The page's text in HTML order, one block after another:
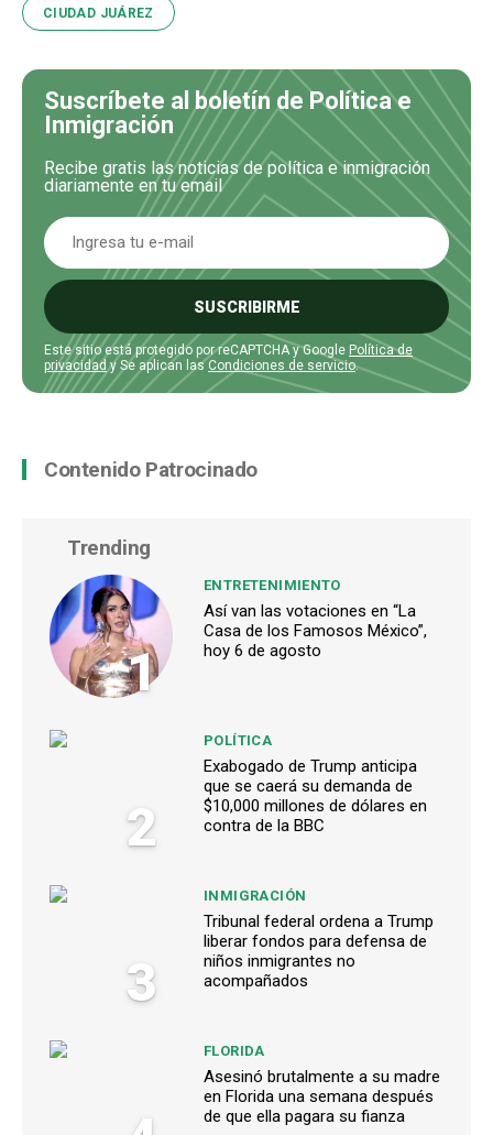
CIUDAD JUÁREZ
Suscríbete al boletín de Política e
Inmigración
Recibe gratis las noticias de política e inmigración
diariamente en tu email
SUSCRIBIRME
Este sitio está protegido por reCAPTCHA y Google Política de
privacidad y Se aplican lasCondiciones de servicio.
Contenido Patrocinado
Trending
1
ENTRETENIMIENTO
Así van las votaciones en “La
Casa de los Famosos México”,
hoy 6 de agosto
2
POLÍTICA
Exabogado de Trump anticipa
que se caerá su demanda de
$10,000 millones de dólares en
contra de la BBC
3
INMIGRACIÓN
Tribunal federal ordena a Trump
liberar fondos para defensa de
niños inmigrantes no
acompañados
FLORIDA
Asesinó brutalmente a su madre
en Florida una semana después
de que ella pagara su fianza